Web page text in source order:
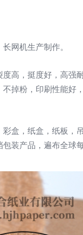
网机生产制作。
度高，挺度好，高强
掉粉，印刷性能好
，纸盒，纸板，
装产品，遍布全球